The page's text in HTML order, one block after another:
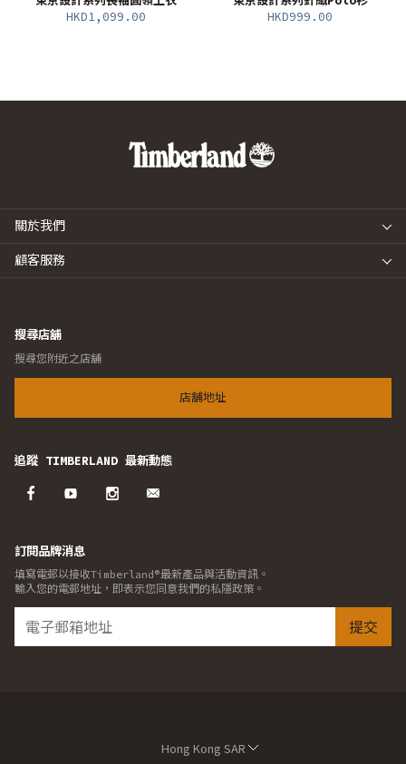
HKD1,099.00
HKD999.00
關於我們
顧客服務
搜尋店舖
搜尋您附近之店舖
店舖地址
追蹤 TIMBERLAND 最新動態
訂閱品牌消息
填寫電郵以接收Timberland®最新產品與活動資訊。
輸入您的電郵地址，即表示您同意我們的私隱政策。
提交
Hong Kong SAR